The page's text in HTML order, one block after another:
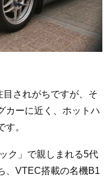
されがちですが、そ
カーに近く、ホットハ
。
ク」で親しまれる5代
、VTEC搭載の名機B1